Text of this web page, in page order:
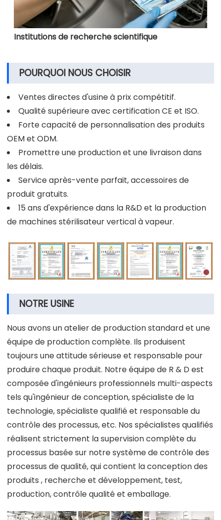
Institutions de recherche scientifique
POURQUOI NOUS CHOISIR
Ventes directes d'usine à prix compétitif.
Qualité supérieure avec certification CE et ISO.
Forte capacité de personnalisation des produits
OEM et ODM.
Promettre une production et une livraison dans
les délais.
Service après-vente parfait, accessoires de
produit gratuits.
15 ans d'expérience dans la R&D et la production
de machines stérilisateur vertical à vapeur.
NOTRE USINE
Nous avons un atelier de production standard et une
équipe de production complète. Ils produisent
toujours une attitude sérieuse et responsable pour
produire chaque produit. Notre équipe de R & D est
composée d'ingénieurs professionnels multi-aspects
tels qu'ingénieur de conception, spécialiste de la
technologie, spécialiste qualifié et responsable du
contrôle des processus, etc. Nos spécialistes qualifiés
réalisent strictement la supervision complète du
processus basée sur notre système de contrôle des
processus de qualité, qui contient la conception des
produits , recherche et développement, test,
production, contrôle qualité et emballage.